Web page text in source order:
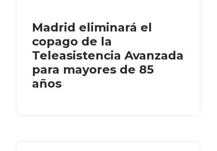
Madrid eliminará el
copago de la
Teleasistencia Avanzada
para mayores de 85
años